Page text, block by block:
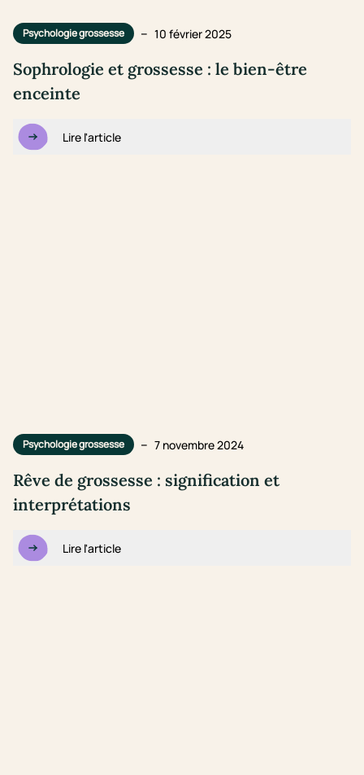
Psychologie grossesse – 10 février 2025
Sophrologie et grossesse : le bien-être
enceinte
Lire l'article
Psychologie grossesse – 7 novembre 2024
Rêve de grossesse : signification et
interprétations
Lire l'article